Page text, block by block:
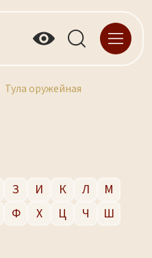
Тула оружейная
З И К Л
М
Ф Х Ц Ч
Ш